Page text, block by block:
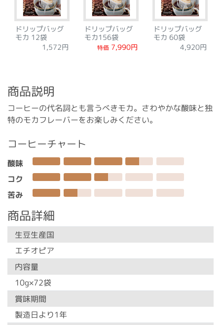
ドリップバッグ
モカ 12袋
1,572円
ドリップバッグ
モカ156袋
特価 7,990円
ドリップバッグ
モカ 60袋
4,920円
商品説明
コーヒーの代名詞とも言うべきモカ。さわやかな酸味と独
特のモカフレーバーをお楽しみください。
コーヒーチャート
酸味
コク
苦み
商品詳細
生豆生産国
エチオピア
内容量
10g×72袋
賞味期間
製造日より1年